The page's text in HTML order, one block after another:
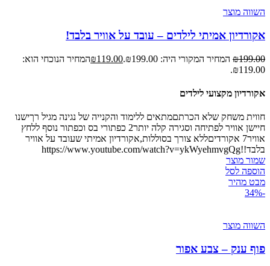
השווה מוצר
אקורדיון אמיתי לילדים – עובד על אוויר בלבד!
₪199.00 המחיר המקורי היה: ₪199.00. ₪119.00
המחיר הנוכחי הוא:
₪119.00.
אקורדיון מקצועי לילדים
חווית משחק שלא הכרתםמתאים ללימוד והקנייה של נגינה מגיל רךישנו
חיישן אוויר לפתיחה וסגירה קלה יותר2 כפתורי בס וכפתור נוסף ללחץ
אוויר7 אקורדיםללא צורך בסוללות,אקורדיון אמיתי שעובד על אוויר
בלבד!!https://www.youtube.com/watch?v=ykWyehmvgQg
שמור מוצר
הוספה לסל
מבט מהיר
-34%
השווה מוצר
פוף ענק – צבע אפור